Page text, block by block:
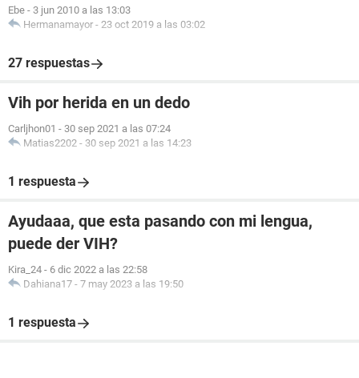
Ebe - 3 jun 2010 a las 13:03
Hermanamayor - 23 oct 2019 a las 03:02
27 respuestas
Vih por herida en un dedo
Carljhon01 - 30 sep 2021 a las 07:24
Matias2202 - 30 sep 2021 a las 14:23
1 respuesta
Ayudaaa, que esta pasando con mi lengua,
puede der VIH?
Kira_24 - 6 dic 2022 a las 22:58
Dahiana17 - 7 may 2023 a las 19:50
1 respuesta